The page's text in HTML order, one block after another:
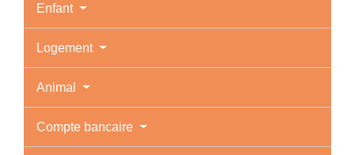
Enfant
Logement
Animal
Compte bancaire